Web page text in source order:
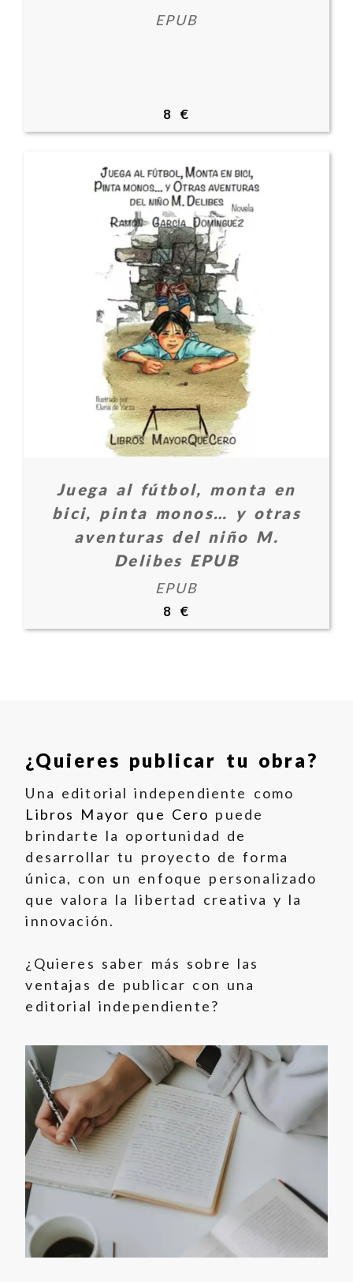
EPUB
8 €
Juega al fútbol, monta en
bici, pinta monos… y otras
aventuras del niño M.
Delibes EPUB
EPUB
8 €
¿Quieres publicar tu obra?
Una editorial independiente como
Libros Mayor que Cero puede
brindarte la oportunidad de
desarrollar tu proyecto de forma
única, con un enfoque personalizado
que valora la libertad creativa y la
innovación.
¿Quieres saber más sobre las
ventajas de publicar con una
editorial independiente?